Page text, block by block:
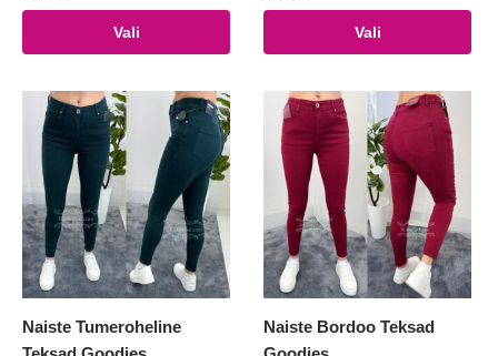
Vali
tootel
mitu
varianti.
Valikuid
saab
teha
tootelehel.
Vali
tootel
mitu
varianti.
Valikuid
saab
teha
tootelehel.
Naiste Tumeroheline
Naiste Bordoo Teksad